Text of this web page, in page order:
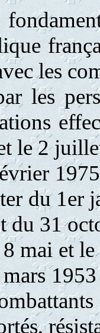
les
les
le 2
du 1er
du 31
mai et